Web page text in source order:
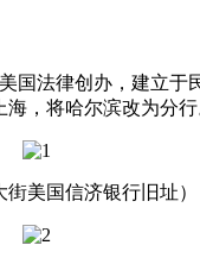
法律创办，建立
，将哈尔滨改为分行
街美国信济银行旧址）